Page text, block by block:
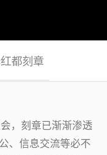
都刻章
，刻章已渐渐渗透
、信息交流等必不